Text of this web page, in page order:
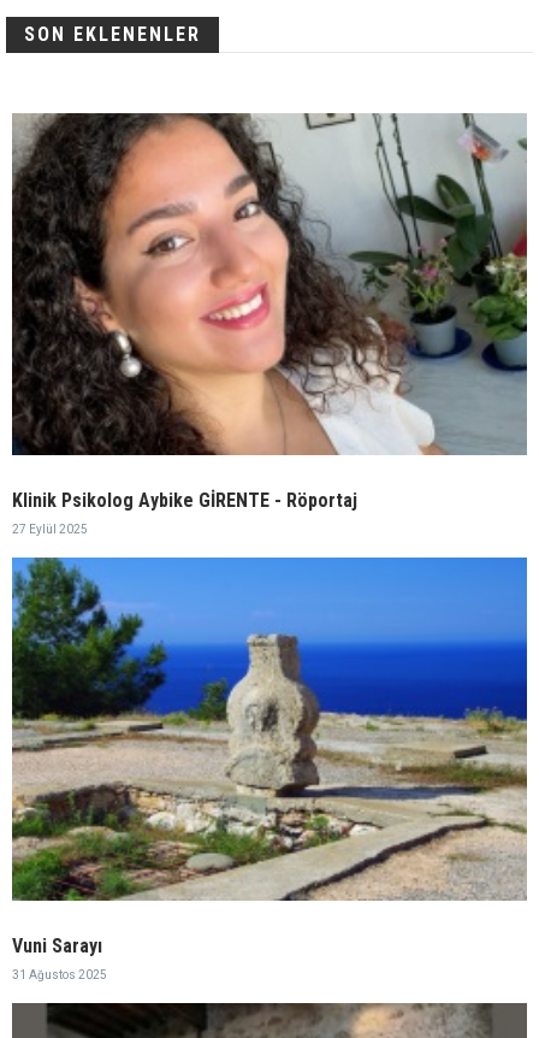
SON EKLENENLER
Klinik Psikolog Aybike GİRENTE - Röportaj
27 Eylül 2025
Vuni Sarayı
31 Ağustos 2025